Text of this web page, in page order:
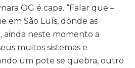
OG é capa. “Falar que –
em São Luís, donde as
ainda neste momento a
muitos sistemas e
um pote se quebra, outro